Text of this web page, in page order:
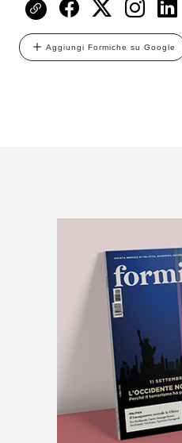
Aggiungi Formiche su Google